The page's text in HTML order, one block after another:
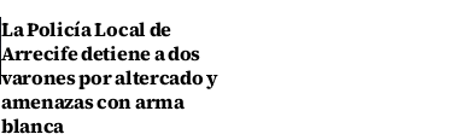
La Policía Local de
Arrecife detiene a dos
varones por altercado y
amenazas con arma
blanca